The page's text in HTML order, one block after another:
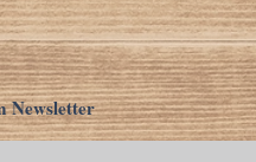
Newsletter